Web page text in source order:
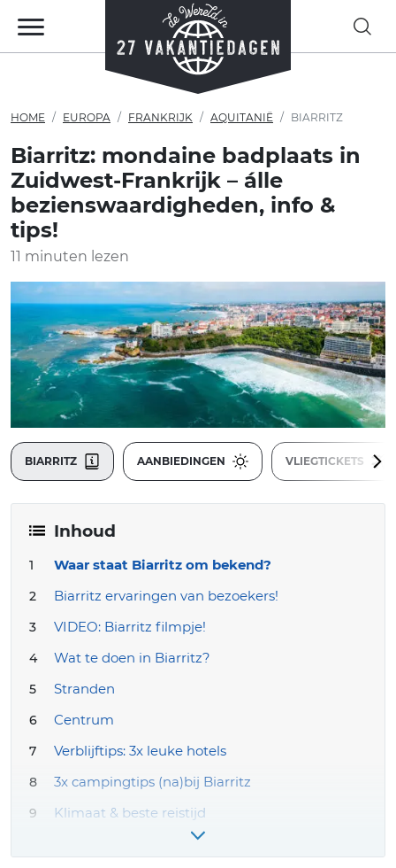
HOME EUROPA FRANKRIJK AQUITANIË BIARRITZ
Biarritz: mondaine badplaats in
Zuidwest-Frankrijk – álle
bezienswaardigheden, info &
tips!
11 minuten lezen
BIARRITZ AANBIEDINGEN VLIEGTICKETS
Inhoud
Waar staat Biarritz om bekend?
Biarritz ervaringen van bezoekers!
VIDEO: Biarritz filmpje!
Wat te doen in Biarritz?
Stranden
Centrum
Verblijftips: 3x leuke hotels
3x campingtips (na)bij Biarritz
Klimaat & beste reistijd
Reizen naar Biarritz: hoe kom je er?